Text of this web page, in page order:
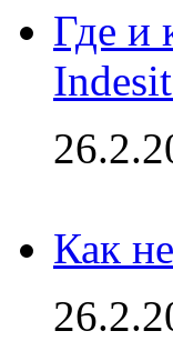
Где и
Как